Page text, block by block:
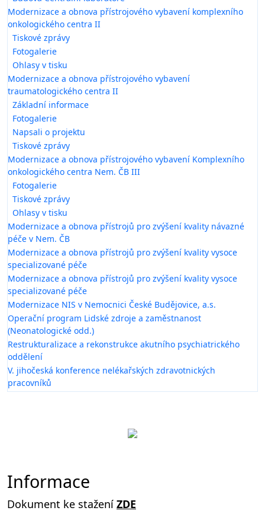
Modernizace a obnova přístrojového vybavení komplexního
onkologického centra II
Tiskové zprávy
Fotogalerie
Ohlasy v tisku
Modernizace a obnova přístrojového vybavení
traumatologického centra II
Základní informace
Fotogalerie
Napsali o projektu
Tiskové zprávy
Modernizace a obnova přístrojového vybavení Komplexního
onkologického centra Nem. ČB III
Fotogalerie
Tiskové zprávy
Ohlasy v tisku
Modernizace a obnova přístrojů pro zvýšení kvality návazné
péče v Nem. ČB
Modernizace a obnova přístrojů pro zvýšení kvality vysoce
specializované péče
Modernizace a obnova přístrojů pro zvýšení kvality vysoce
specializované péče
Modernizace NIS v Nemocnici České Budějovice, a.s.
Operační program Lidské zdroje a zaměstnanost
(Neonatologické odd.)
Restrukturalizace a rekonstrukce akutního psychiatrického
oddělení
V. jihočeská konference nelékařských zdravotnických
pracovníků
Informace
Dokument ke stažení ZDE